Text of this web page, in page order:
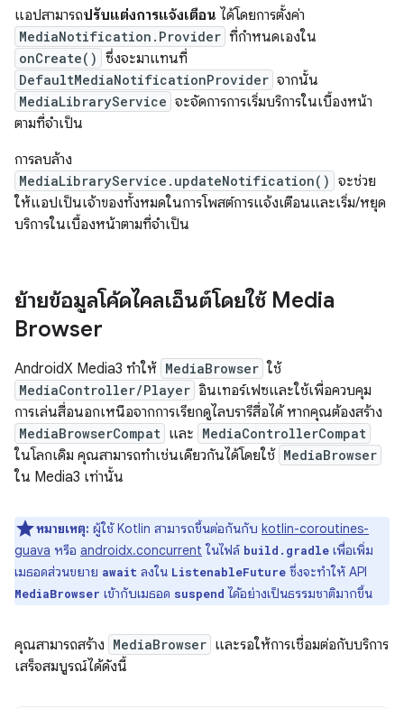
แอปสามารถปรับแต่งการแจ้งเตือน ได้โดยการตั้งค่า
MediaNotification.Provider ที่กำหนดเองใน
onCreate() ซึ่งจะมาแทนที่
DefaultMediaNotificationProvider จากนั้น
MediaLibraryService จะจัดการการเริ่มบริการในเบื้องหน้า
ตามที่จำเป็น
การลบล้าง
MediaLibraryService.updateNotification() จะช่วย
ให้แอปเป็นเจ้าของทั้งหมดในการโพสต์การแจ้งเตือนและเริ่ม/หยุด
บริการในเบื้องหน้าตามที่จำเป็น
ย้ายข้อมูลโค้ดไคลเอ็นต์โดยใช้ Media
Browser
AndroidX Media3 ทำให้ MediaBrowser ใช้
MediaController/Player อินเทอร์เฟซและใช้เพื่อควบคุม
การเล่นสื่อนอกเหนือจากการเรียกดูไลบรารีสื่อได้ หากคุณต้องสร้าง
MediaBrowserCompat และ MediaControllerCompat
ในโลกเดิม คุณสามารถทำเช่นเดียวกันได้โดยใช้ MediaBrowser
ใน Media3 เท่านั้น
หมายเหตุ: ผู้ใช้ Kotlin สามารถขึ้นต่อกันกับ kotlin-coroutines-
guava หรือ androidx.concurrent ในไฟล์ build.gradle เพื่อเพิ่ม
เมธอดส่วนขยาย await ลงใน ListenableFuture ซึ่งจะทำให้ API
MediaBrowser เข้ากับเมธอด suspend ได้อย่างเป็นธรรมชาติมากขึ้น
คุณสามารถสร้าง MediaBrowser และรอให้การเชื่อมต่อกับบริการ
เสร็จสมบูรณ์ได้ดังนี้